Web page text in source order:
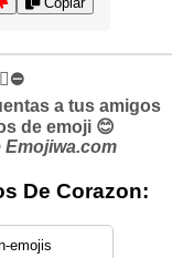
a tus amigos
de emoji 😊
Emojiwa.com
De Corazon: